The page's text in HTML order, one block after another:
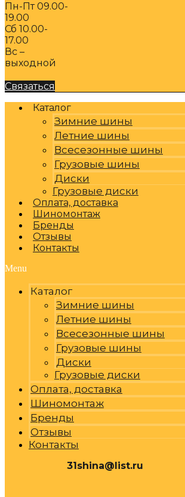
Пн-Пт 09.00-
19.00
Сб 10.00-
17.00
Вс –
выходной
Связаться
Каталог
Зимние шины
Летние шины
Всесезонные шины
Грузовые шины
Диски
Грузовые диски
Оплата, доставка
Шиномонтаж
Бренды
Отзывы
Контакты
Menu
Каталог
Зимние шины
Летние шины
Всесезонные шины
Грузовые шины
Диски
Грузовые диски
Оплата, доставка
Шиномонтаж
Бренды
Отзывы
Контакты
31shina@list.ru